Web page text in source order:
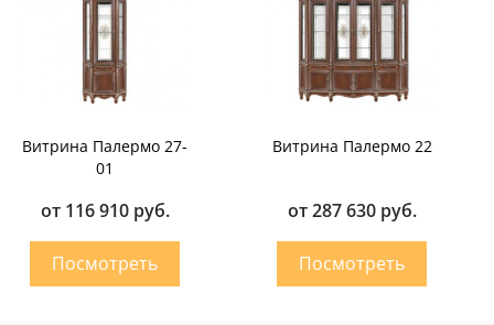
Витрина Палермо 27-
01
от 116 910 руб.
Витрина Палермо 22
от 287 630 руб.